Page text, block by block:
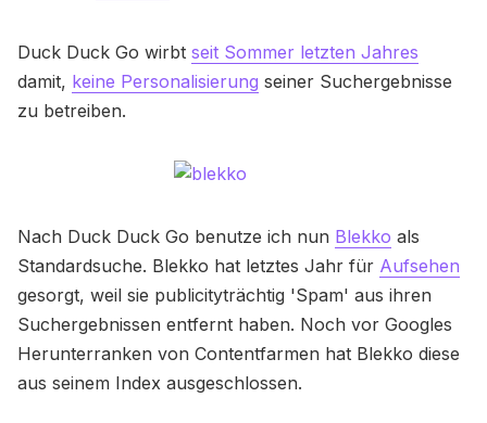
Duck Duck Go wirbt seit Sommer letzten Jahres
damit, keine Personalisierung seiner Suchergebnisse
zu betreiben.
Nach Duck Duck Go benutze ich nun Blekko als
Standardsuche. Blekko hat letztes Jahr für Aufsehen
gesorgt, weil sie publicityträchtig 'Spam' aus ihren
Suchergebnissen entfernt haben. Noch vor Googles
Herunterranken von Contentfarmen hat Blekko diese
aus seinem Index ausgeschlossen.